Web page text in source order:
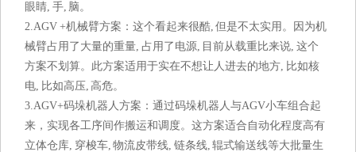
眼睛, 手, 脑。
2.AGV +机械臂方案：这个看起来很酷, 但是不太实用。因为机
械臂占用了大量的重量, 占用了电源, 目前从载重比来说, 这个
方案不划算。此方案适用于实在不想让人进去的地方, 比如核
电, 比如高压, 高危。
3.AGV+码垛机器人方案：通过码垛机器人与AGV小车组合起
来，实现各工序间作搬运和调度。这方案适合自动化程度高有
立体仓库, 穿梭车, 物流皮带线, 链条线, 辊式输送线等大批量生